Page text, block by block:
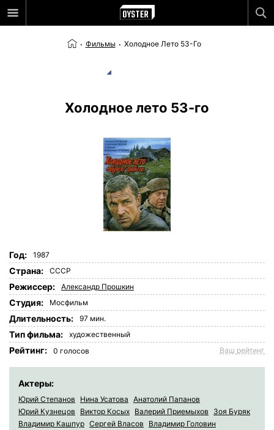
Фильмы Холодное Лето 53-Го
Холодное лето 53-го
Год: 1987
Страна: СССР
Режиссер: Александр Прошкин
Студия: Мосфильм
Длительность: 97 мин.
Tип фильма: художественный
Рейтинг: 0 голосов Ваш рейтинг
Актеры:
Юрий Степанов Нина Усатова Анатолий Папанов
Юрий Кузнецов
Виктор Косых Валерий Приемыхов
Зоя Буряк
Владимир Кашпур Сергей Власов
Владимир Головин